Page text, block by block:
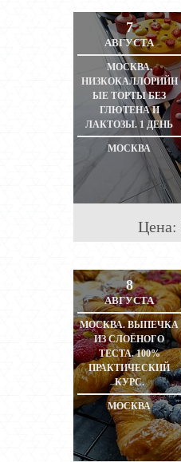
7
АВГУСТА
МОСКВА.
НИЗКОКАЛЛОРИЙН
ЫЕ ТОРТЫ БЕЗ
ГЛЮТЕНА И
ЛАКТОЗЫ. 1 ДЕНЬ
МОСКВА
Цена:
8
АВГУСТА
МОСКВА. ВЫПЕЧКА
ИЗ СЛОЁНОГО
ТЕСТА. 100%
ПРАКТИЧЕСКИЙ
КУРС.
МОСКВА